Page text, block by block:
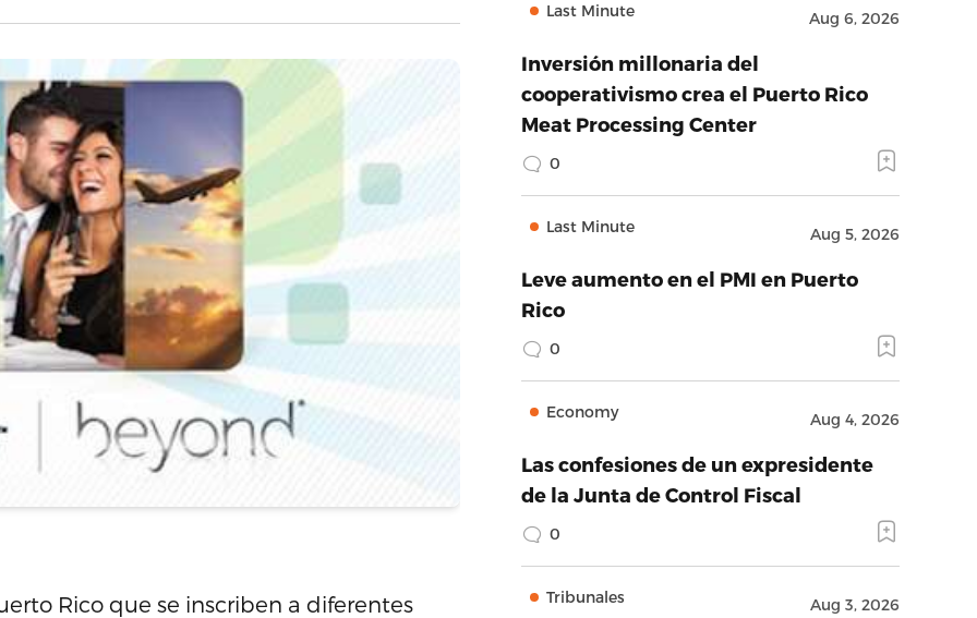
Rico que se inscriben a diferentes
Last Minute Aug 6, 2026
Inversión millonaria del
cooperativismo crea el Puerto Rico
Meat Processing Center
0
Last Minute Aug 5, 2026
Leve aumento en el PMI en Puerto
Rico
0
Economy Aug 4, 2026
Las confesiones de un expresidente
de la Junta de Control Fiscal
0
Tribunales Aug 3, 2026